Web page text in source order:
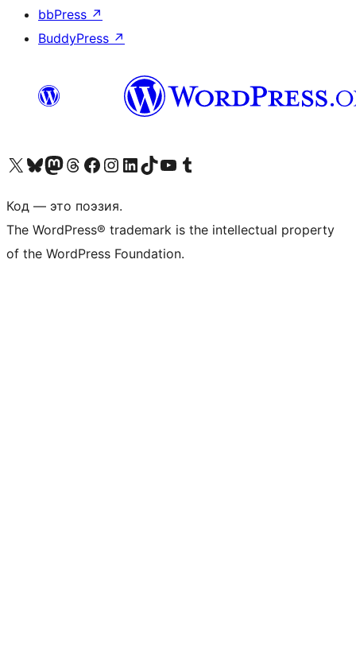
bbPress ↗
BuddyPress ↗
Посетите нас в X (ранее Twitter)
Посетите нашу учётную запись в Bluesky
Посетите нашу ленту в Mastodon
Посетите нашу учётную запись в Threads
Посетите нашу страницу на Facebook
Посетите наш Instagram
Посетите нашу страницу в LinkedIn
Посетите нашу учётную запись в TikTok
Посетите наш канал YouTube
Посетите нашу учётную запись в Tumblr
Код — это поэзия.
The WordPress® trademark is the intellectual property
of the WordPress Foundation.